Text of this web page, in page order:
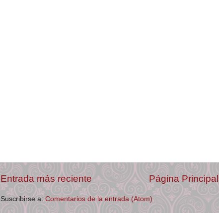
Entrada más reciente Página Principal
Suscribirse a:Comentarios de la entrada (Atom)